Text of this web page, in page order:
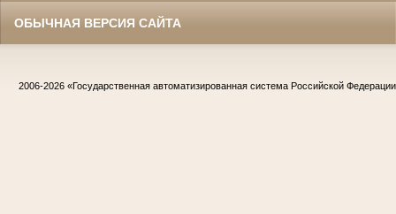
ОБЫЧНАЯ ВЕРСИЯ САЙТА
2006-2026 «Государственная автоматизированная система Российской